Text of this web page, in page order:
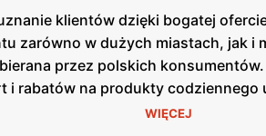
klientów dzięki bogatej
zarówno w dużych miastach, jak
przez polskich
i rabatów na produkty
niskimi cenamina swoje
WIĘCEJ